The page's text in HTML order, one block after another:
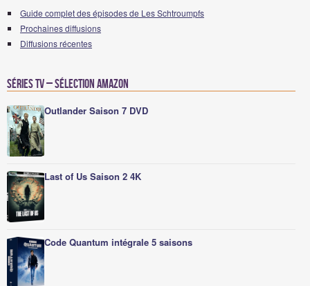
Guide complet des épisodes de Les Schtroumpfs
Prochaines diffusions
Diffusions récentes
Séries TV – Sélection Amazon
Outlander Saison 7 DVD
Last of Us Saison 2 4K
Code Quantum intégrale 5 saisons